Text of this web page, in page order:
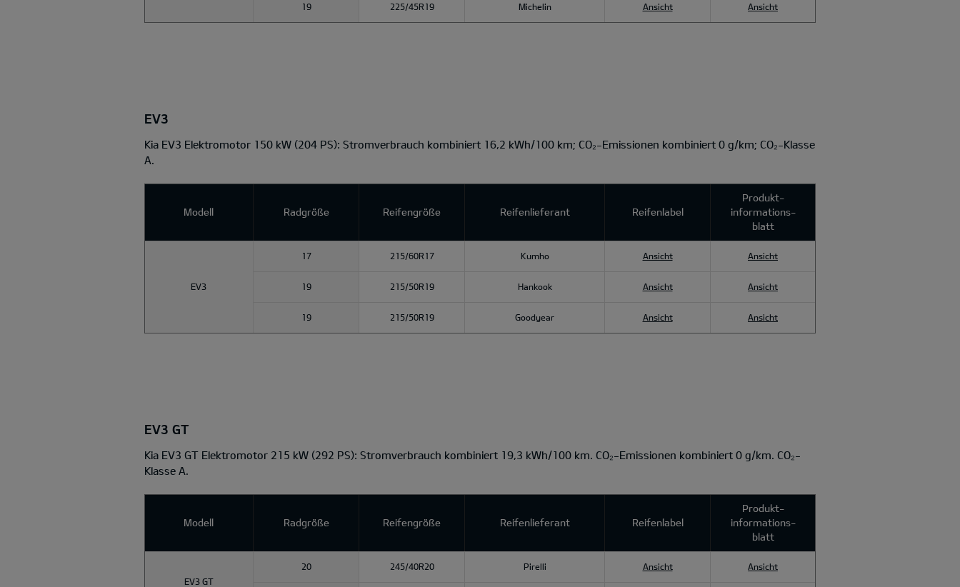
19 225/45R19 Michelin Ansicht Ansicht
EV3
Kia EV3 Elektromotor 150 kW (204 PS): Stromverbrauch kombiniert 16,2 kWh/100 km; CO₂-Emissionen kombiniert 0 g/km; CO₂-Klasse
A.
Modell Radgröße Reifengröße Reifenlieferant Reifenlabel
Produkt­
informations­
blatt
EV3
17 215/60R17 Kumho Ansicht Ansicht
19 215/50R19 Hankook Ansicht Ansicht
19 215/50R19 Goodyear Ansicht Ansicht
EV3 GT
Kia EV3 GT Elektromotor 215 kW (292 PS): Stromverbrauch kombiniert 19,3 kWh/100 km. CO₂-Emissionen kombiniert 0 g/km. CO₂-
Klasse A.
Modell Radgröße Reifengröße Reifenlieferant Reifenlabel
Produkt­
informations­
blatt
EV3 GT
20 245/40R20 Pirelli Ansicht Ansicht